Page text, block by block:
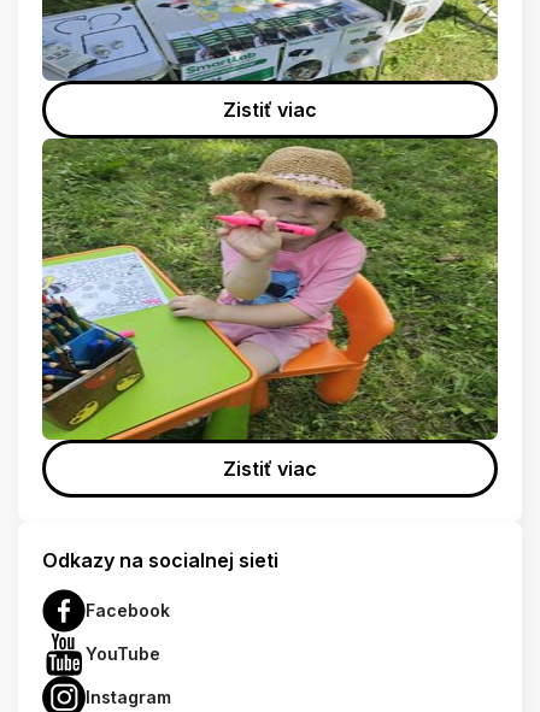
Zistiť viac
Zistiť viac
Odkazy na socialnej sieti
Facebook
YouTube
Instagram